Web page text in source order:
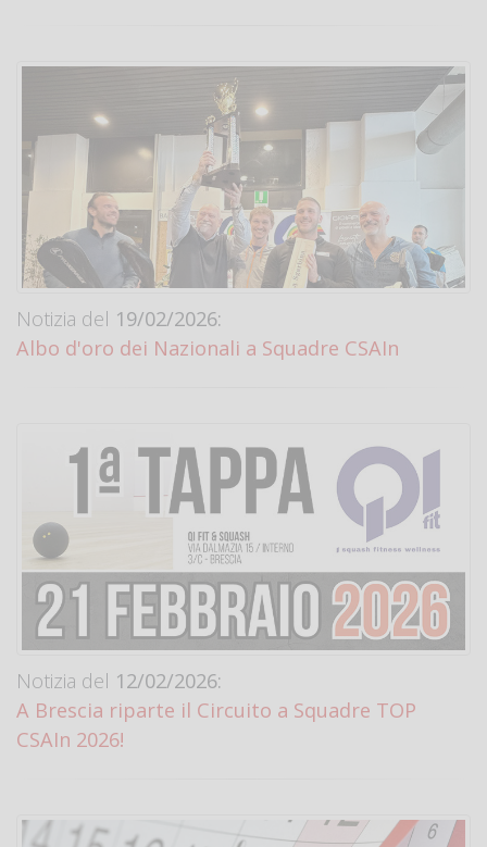
Notizia del 19/02/2026:
Albo d'oro dei Nazionali a Squadre CSAIn
Notizia del 12/02/2026:
A Brescia riparte il Circuito a Squadre TOP
CSAIn 2026!